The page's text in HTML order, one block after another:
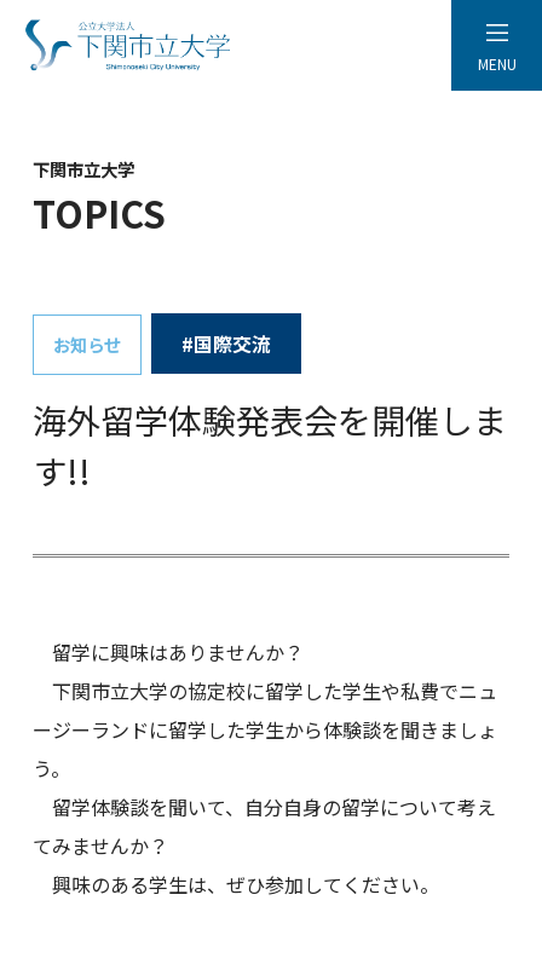
MENU
下関市立大学
TOPICS
お知らせ #国際交流
海外留学体験発表会を開催しま
す!!
留学に興味はありませんか？
下関市立大学の協定校に留学した学生や私費でニュ
ージーランドに留学した学生から体験談を聞きましょ
う。
留学体験談を聞いて、自分自身の留学について考え
てみませんか？
興味のある学生は、ぜひ参加してください。